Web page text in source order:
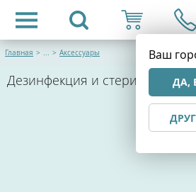
Ваш
ДА,
Главная > ... > Аксессуары
Дезинфекция и стерилизация